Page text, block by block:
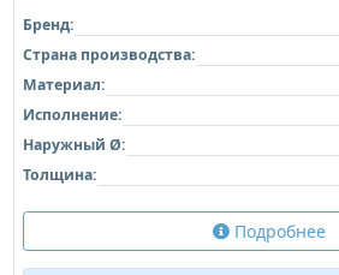
Страна производства:
Материал:
Исполнение:
Наружный Ø:
Внутренний Ø:
Толщина:
Подробнее